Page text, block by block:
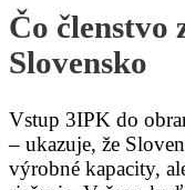
Čo členstvo
Slovensko
Vstup 3IPK do
– ukazuje, že
výrobné kapacity,